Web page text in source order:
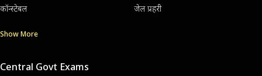
कॉन्स्टेबल जेल प्रहरी
Show More
Central Govt Exams